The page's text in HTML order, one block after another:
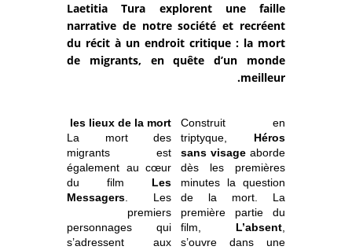
Laetitia Tura explorent une faille
narrative de notre société et recréent
du récit à un endroit critique : la mort
de migrants, en quête d’un monde
meilleur.
Construit en
triptyque, Héros
sans visageaborde
dès les premières
minutes la question
de la mort. La
première partie du
film, L’absent,
s’ouvre dans une
les lieux de la mort
La mort des
migrants est
également au cœur
du film Les
Messagers. Les
premiers
personnages qui
s’adressent aux